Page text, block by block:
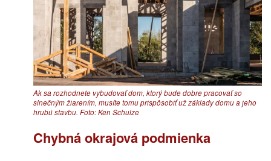
Ak sa rozhodnete vybudovať dom, ktorý bude dobre pracovať so
slnečným žiarením, musíte tomu prispôsobiť už základy domu a jeho
hrubú stavbu. Foto: Ken Schulze
Chybná okrajová podmienka